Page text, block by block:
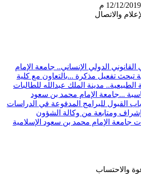
12/12/2019 م
والاتصال
الدولي الإنساني.. جامعة الإمام
تبحث تفعيل مذكرة ...بالتعاون مع كلية
مدينة الملك عبدالله للطالبات
...جامعة الإمام محمد بن سعود
القبول للبرامج المدفوعة في الدراسات
ومتابعة من وكالة الشؤون
جامعة الإمام محمد بن سعود الإسلامية
والاحتساب